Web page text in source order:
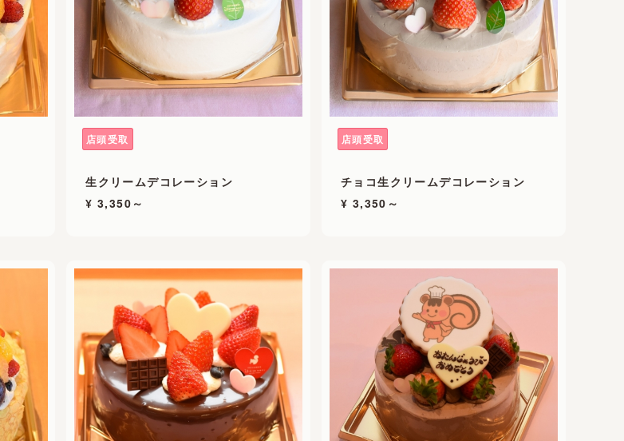
店頭受取
生クリームデコレーション
¥ 3,350～
店頭受取
チョコ生クリームデコレーション
¥ 3,350～